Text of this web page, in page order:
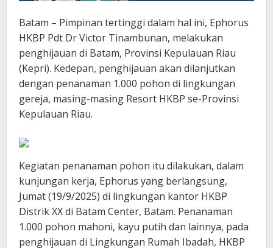
Batam – Pimpinan tertinggi dalam hal ini, Ephorus
HKBP Pdt Dr Victor Tinambunan, melakukan
penghijauan di Batam, Provinsi Kepulauan Riau
(Kepri). Kedepan, penghijauan akan dilanjutkan
dengan penanaman 1.000 pohon di lingkungan
gereja, masing-masing Resort HKBP se-Provinsi
Kepulauan Riau.
Kegiatan penanaman pohon itu dilakukan, dalam
kunjungan kerja, Ephorus yang berlangsung,
Jumat (19/9/2025) di lingkungan kantor HKBP
Distrik XX di Batam Center, Batam. Penanaman
1.000 pohon mahoni, kayu putih dan lainnya, pada
penghijauan di Lingkungan Rumah Ibadah, HKBP